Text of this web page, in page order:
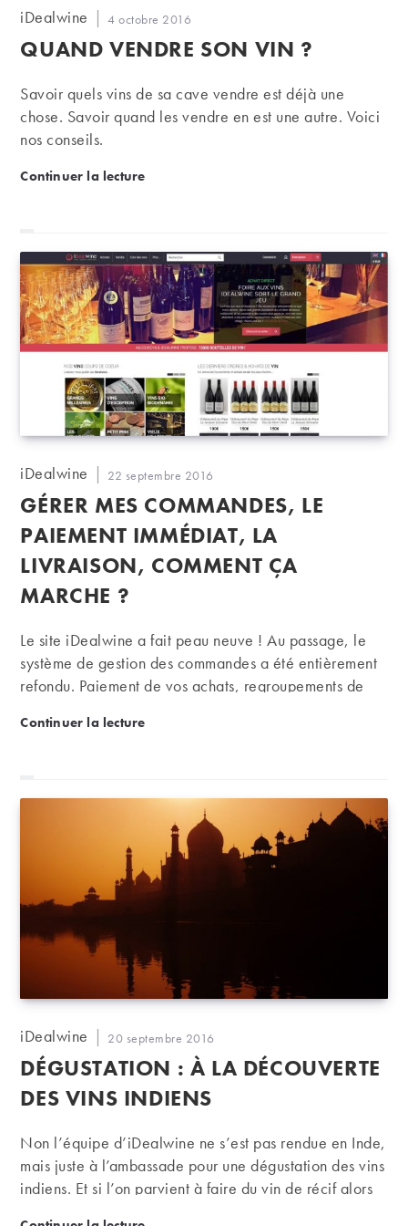
Auteur/autrice
la
iDealwine
Publication
publiée :
4 octobre 2016
QUAND VENDRE SON VIN ?
Savoir quels vins de sa cave vendre est déjà une
chose. Savoir quand les vendre en est une autre. Voici
nos conseils.
Continuer la lectureQuand vendre son vin ?
Auteur/autrice
la
publication :
iDealwine
Publication
publiée :
22 septembre 2016
GÉRER MES COMMANDES, LE
PAIEMENT IMMÉDIAT, LA
LIVRAISON, COMMENT ÇA
MARCHE ?
Le site iDealwine a fait peau neuve ! Au passage, le
système de gestion des commandes a été entièrement
refondu. Paiement de vos achats, regroupements de
réacteur nucléaire pour comprendre ce qui change
Continuer la lectureGérer mes commandes, le paiement immédiat, la
Auteur/autrice
la
publication :
iDealwine
Publication
publiée :
20 septembre 2016
DÉGUSTATION : À LA DÉCOUVERTE
DES VINS INDIENS
Non l’équipe d’iDealwine ne s’est pas rendue en Inde,
mais juste à l’ambassade pour une dégustation des vins
indiens. Et si l’on parvient à faire du vin de récif alors